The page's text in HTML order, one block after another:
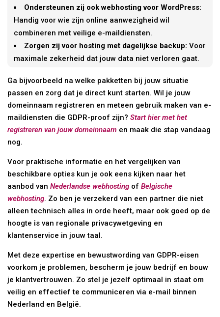
Ondersteunen zij ook webhosting voor WordPress:
Handig voor wie zijn online aanwezigheid wil
combineren met veilige e-maildiensten.
Zorgen zij voor hosting met dagelijkse backup: Voor
maximale zekerheid dat jouw data niet verloren gaat.
Ga bijvoorbeeld na welke pakketten bij jouw situatie
passen en zorg dat je direct kunt starten. Wil je jouw
domeinnaam registreren en meteen gebruik maken van e-
maildiensten die GDPR-proof zijn?Start hier met het
registreren van jouw domeinnaam en maak die stap vandaag
nog.
Voor praktische informatie en het vergelijken van
beschikbare opties kun je ook eens kijken naar het
aanbod vanNederlandse webhosting ofBelgische
webhosting. Zo ben je verzekerd van een partner die niet
alleen technisch alles in orde heeft, maar ook goed op de
hoogte is van regionale privacywetgeving en
klantenservice in jouw taal.
Met deze expertise en bewustwording van GDPR-eisen
voorkom je problemen, bescherm je jouw bedrijf en bouw
je klantvertrouwen. Zo stel je jezelf optimaal in staat om
veilig en effectief te communiceren via e-mail binnen
Nederland en België.